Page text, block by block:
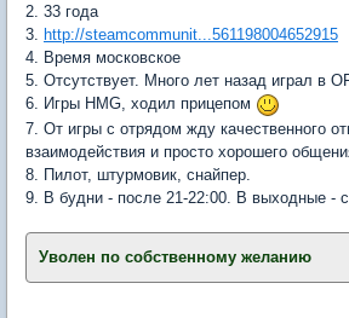
2. 33 года
3. http://steamcommunit...561198004652915
4. Время московское
5. Отсутствует. Много лет назад играл в
6. Игры HMG, ходил прицепом
7. От игры с отрядом жду качественного
взаимодействия и просто хорошего
8. Пилот, штурмовик, снайпер.
9. В будни - после 21-22:00. В выходные -
Уволен по собственному желанию